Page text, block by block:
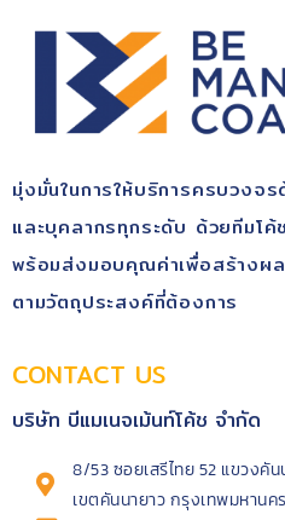
มุ่ง​มั่นในการให้บริการ​ครบวงจ
และบุคลากรทุกระดับ​ ด้วยทีมโ
พร้อม​ส่งมอบคุณ​ค่า​เพื่อสร้างผ
ตามวัตถุประสงค์​ที่ต้องการ
CONTACT US
บริษัท บีแมเนจเม้นท์โค้ช จำกัด
8/53 ซอยเสรีไทย 52 แขวงคัน
เขตคันนายาว กรุงเทพมหานค